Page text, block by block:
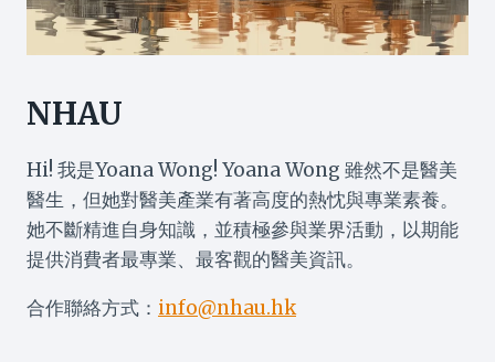
NHAU
Hi! 我是Yoana Wong! Yoana Wong 雖然不是醫美
醫生，但她對醫美產業有著高度的熱忱與專業素養。
她不斷精進自身知識，並積極參與業界活動，以期能
提供消費者最專業、最客觀的醫美資訊。
合作聯絡方式： info@nhau.hk